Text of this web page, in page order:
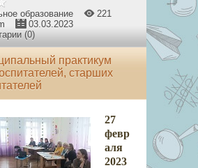
образование
221
03.03.2023
(0)
практикум
старших
27
февр
аля
2023